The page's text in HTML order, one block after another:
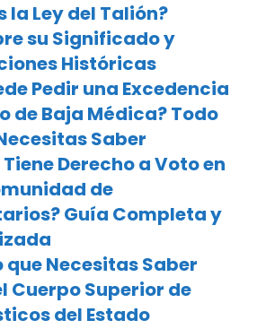
la Ley del Talión?
su Significado y
Históricas
Pedir una Excedencia
de Baja Médica? Todo
Saber
Derecho a Voto en
de
Guía Completa y
que Necesitas Saber
Cuerpo Superior de
del Estado